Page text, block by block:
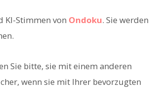
KI-Stimmen von Ondoku. Sie werden
Sie bitte, sie mit einem anderen
wenn sie mit Ihrer bevorzugten